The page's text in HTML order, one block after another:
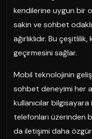
kendilerine uygun bir
sakin ve sohbet
ağırlıklıdır. Bu
geçirmesini sağlar.
Mobil teknolojinin
sohbet deneyimi her
kullanıcılar
telefonları üzerinden
da iletişimi daha